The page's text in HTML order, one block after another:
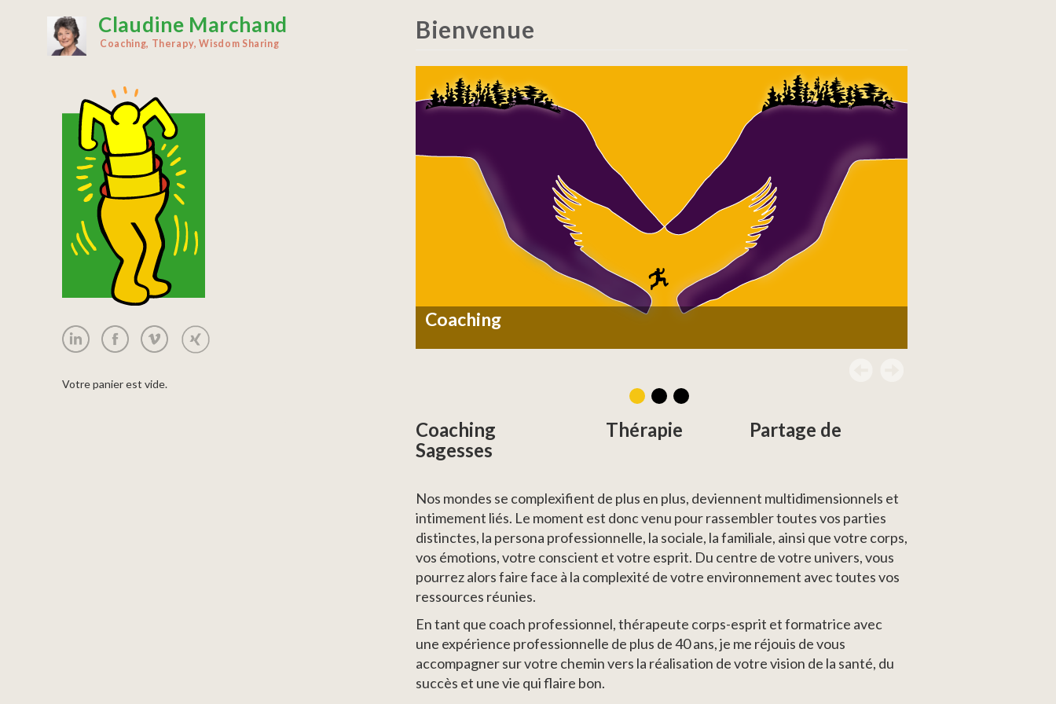
Claudine Marchand
Coaching, Therapy, Wisdom Sharing
Votre panier est vide.
Bienvenue
Coaching
Coaching Thérapie Partage de
Sagesses
Nos mondes se complexifient de plus en plus, deviennent multidimensionnels et
intimement liés. Le moment est donc venu pour rassembler toutes vos parties
distinctes, la persona professionnelle, la sociale, la familiale, ainsi que votre corps,
vos émotions, votre conscient et votre esprit. Du centre de votre univers, vous
pourrez alors faire face à la complexité de votre environnement avec toutes vos
ressources réunies.
En tant que coach professionnel, thérapeute corps-esprit et formatrice avec
une expérience professionnelle de plus de 40 ans, je me réjouis de vous
accompagner sur votre chemin vers la réalisation de votre vision de la santé, du
succès et une vie qui flaire bon.